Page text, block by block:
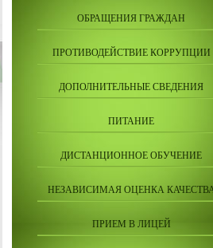
ОБРАЩЕНИЯ ГРАЖДАН
ПРОТИВОДЕЙСТВИЕ КОРРУПЦИИ
ДОПОЛНИТЕЛЬНЫЕ СВЕДЕНИЯ
ПИТАНИЕ
ДИСТАНЦИОННОЕ ОБУЧЕНИЕ
НЕЗАВИСИМАЯ ОЦЕНКА
ПРИЕМ В ЛИЦЕЙ